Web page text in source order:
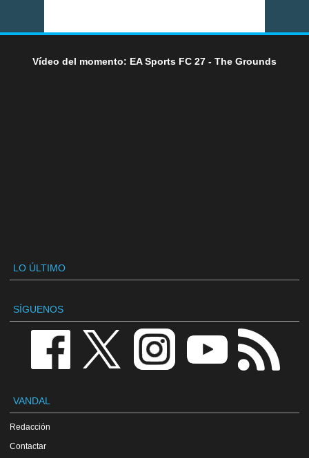
Vídeo del momento: EA Sports FC 27 - The Grounds
LO ÚLTIMO
SÍGUENOS
VANDAL
Redacción
Contactar